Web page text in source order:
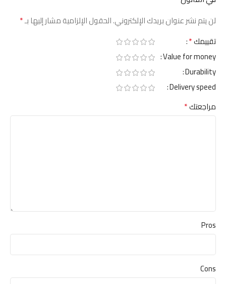
لن يتم نشر عنوان بريدك الإلكتروني.الحقول الإلزامية مشار إليها بـ*
تقييمك*
Value for money
Durability
Delivery speed
مراجعتك*
Pros
Cons